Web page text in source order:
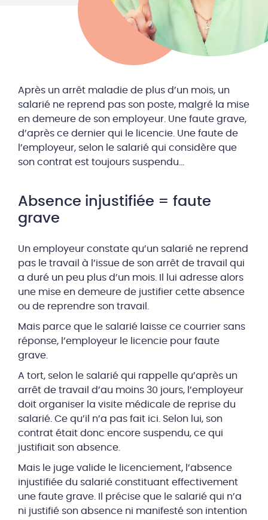
Après un arrêt maladie de plus d’un mois, un
salarié ne reprend pas son poste, malgré la mise
en demeure de son employeur. Une faute grave,
d’après ce dernier qui le licencie. Une faute de
l’employeur, selon le salarié qui considère que
son contrat est toujours suspendu…
Absence injustifiée = faute
grave
Un employeur constate qu’un salarié ne reprend
pas le travail à l’issue de son arrêt de travail qui
a duré un peu plus d’un mois. Il lui adresse alors
une mise en demeure de justifier cette absence
ou de reprendre son travail.
Mais parce que le salarié laisse ce courrier sans
réponse, l’employeur le licencie pour faute
grave.
A tort, selon le salarié qui rappelle qu’après un
arrêt de travail d’au moins 30 jours, l’employeur
doit organiser la visite médicale de reprise du
salarié. Ce qu’il n’a pas fait ici. Selon lui, son
contrat était donc encore suspendu, ce qui
justifiait son absence.
Mais le juge valide le licenciement, l’absence
injustifiée du salarié constituant effectivement
une faute grave. Il précise que le salarié qui n’a
ni justifié son absence ni manifesté son intention